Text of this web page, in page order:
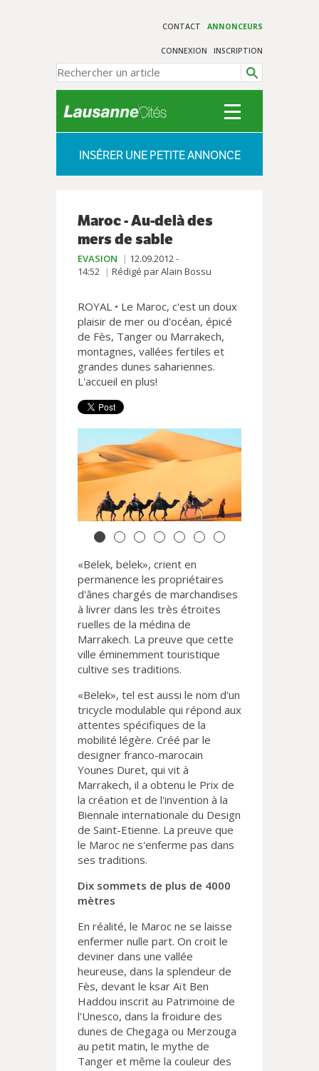
CONTACT ANNONCEURS
CONNEXION INSCRIPTION
INSÉRER UNE PETITE ANNONCE
Maroc - Au-delà des
mers de sable
EVASION
12.09.2012 -
14:52
Rédigé par Alain Bossu
ROYAL • Le Maroc, c'est un doux
plaisir de mer ou d'océan, épicé
de Fès, Tanger ou Marrakech,
montagnes, vallées fertiles et
grandes dunes sahariennes.
L'accueil en plus!
«Belek, belek», crient en
permanence les propriétaires
d'ânes chargés de marchandises
à livrer dans les très étroites
ruelles de la médina de
Marrakech. La preuve que cette
ville éminemment touristique
cultive ses traditions.
«Belek», tel est aussi le nom d'un
tricycle modulable qui répond aux
attentes spécifiques de la
mobilité légère. Créé par le
designer franco-marocain
Younes Duret, qui vit à
Marrakech, il a obtenu le Prix de
la création et de l'invention à la
Biennale internationale du Design
de Saint-Etienne. La preuve que
le Maroc ne s'enferme pas dans
ses traditions.
Dix sommets de plus de 4000
mètres
En réalité, le Maroc ne se laisse
enfermer nulle part. On croit le
deviner dans une vallée
heureuse, dans la splendeur de
Fès, devant le ksar Aït Ben
Haddou inscrit au Patrimoine de
l'Unesco, dans la froidure des
dunes de Chegaga ou Merzouga
au petit matin, le mythe de
Tanger et même la couleur des